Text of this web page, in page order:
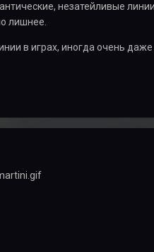
незатейливые
лишнее.
в играх, иногда очень